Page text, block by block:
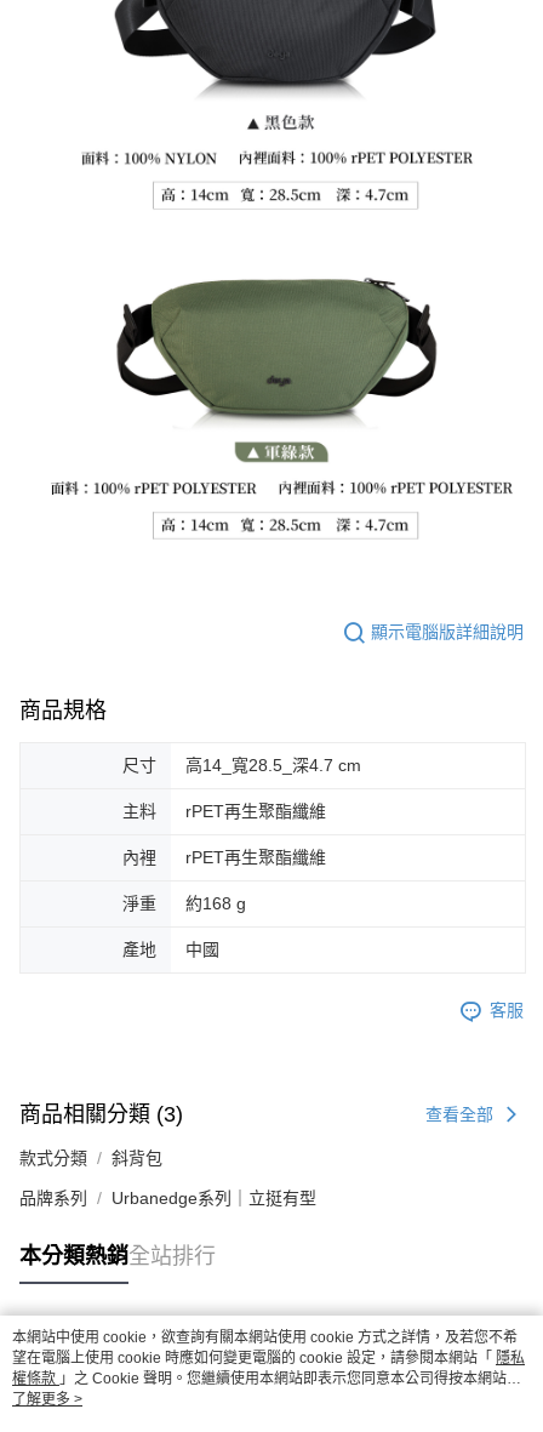
顯示電腦版詳細說明
商品規格
尺寸 高14_寬28.5_深4.7 cm
主料 rPET再生聚酯纖維
內裡 rPET再生聚酯纖維
淨重 約168 g
產地 中國
客服
商品相關分類 (3) 查看全部
款式分類 斜背包
品牌系列 Urbanedge系列｜立挺有型
本分類熱銷全站排行
熱門標籤
本網站中使用 cookie，欲查詢有關本網站使用 cookie 方式之詳情，及若您不希
望在電腦上使用 cookie 時應如何變更電腦的 cookie 設定，請參閱本網站「 隱私
權條款 」之 Cookie 聲明。您繼續使用本網站即表示您同意本公司得按本網站使
用條款之 Cookie 聲明使用 cookie。
了解更多 >